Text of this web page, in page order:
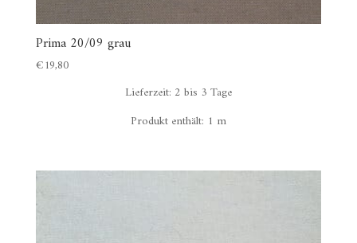
Prima 20/09 grau
€19,80
Lieferzeit: 2 bis 3 Tage
Produkt enthält: 1 m